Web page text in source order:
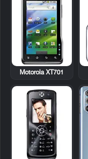
Motorola XT701